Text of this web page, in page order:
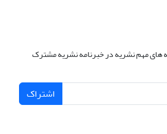
های مهم نشریه در خبرنامه نشریه مشترک
اشتراک